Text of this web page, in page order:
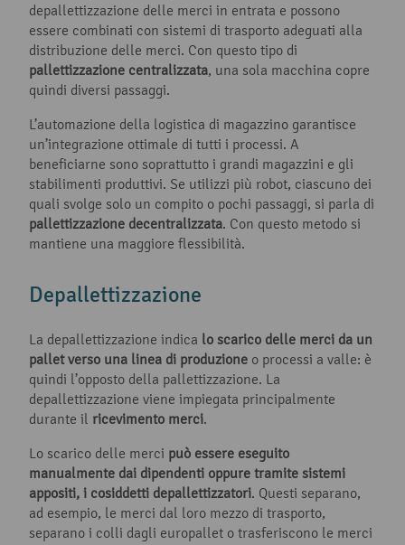
depallettizzazione delle merci in entrata e possono
essere combinati con sistemi di trasporto adeguati alla
distribuzione delle merci. Con questo tipo di
pallettizzazione centralizzata, una sola macchina copre
quindi diversi passaggi.
L’automazione della logistica di magazzino garantisce
un’integrazione ottimale di tutti i processi. A
beneficiarne sono soprattutto i grandi magazzini e gli
stabilimenti produttivi. Se utilizzi più robot, ciascuno dei
quali svolge solo un compito o pochi passaggi, si parla di
pallettizzazione decentralizzata. Con questo metodo si
mantiene una maggiore flessibilità.
Depallettizzazione
La depallettizzazione indica lo scarico delle merci da un
pallet verso una linea di produzione o processi a valle: è
quindi l’opposto della pallettizzazione. La
depallettizzazione viene impiegata principalmente
durante il ricevimento merci.
Lo scarico delle merci può essere eseguito
manualmente dai dipendenti oppure tramite sistemi
appositi, i cosiddetti depallettizzatori. Questi separano,
ad esempio, le merci dal loro mezzo di trasporto,
separano i colli dagli europallet o trasferiscono le merci